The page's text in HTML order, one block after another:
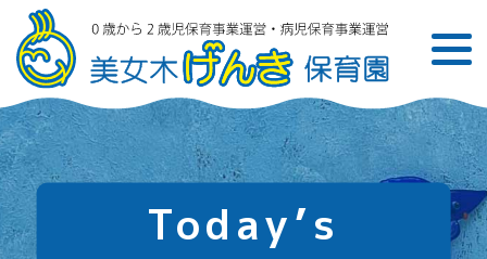
Today’s